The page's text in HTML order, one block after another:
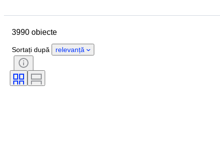
Sexul
Certificare
Tehnică
Semnătură
Copertă
Culoare
3990 obiecte
Sortați după relevanță